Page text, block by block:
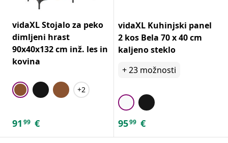
vidaXL Stojalo za peko
dimljeni hrast
90x40x132 cm inž. les in
kovina
+2
91 99 €
vidaXL Kuhinjski panel
2 kos Bela 70 x 40 cm
kaljeno steklo
+23 možnosti
9599 €